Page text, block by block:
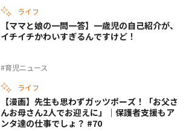
ライフ
#育児ニュース
【ママと娘の一問一答】一歳児の自己紹介が、
イチイチかわいすぎるんですけど！
ライフ
【漫画】先生も思わずガッツポーズ！「お父さ
んお母さん2人でお迎えに」｜保護者支援もア
ンタ達の仕事でしょ？ #70